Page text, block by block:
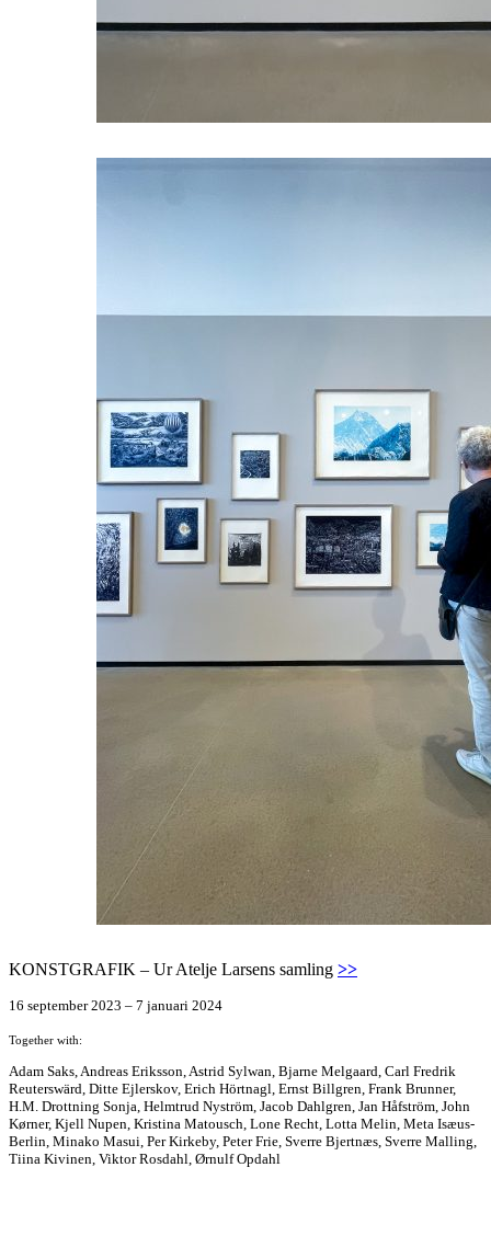
KONSTGRAFIK – Ur Atelje Larsens samling >>
16 september 2023 – 7 januari 2024
Together with:
Adam Saks, Andreas Eriksson, Astrid Sylwan, Bjarne Melgaard, Carl Fredrik
Reuterswärd, Ditte Ejlerskov, Erich Hörtnagl, Ernst Billgren, Frank Brunner,
H.M. Drottning Sonja, Helmtrud Nyström, Jacob Dahlgren, Jan Håfström, John
Kørner, Kjell Nupen, Kristina Matousch, Lone Recht, Lotta Melin, Meta Isæus-
Berlin, Minako Masui, Per Kirkeby, Peter Frie, Sverre Bjertnæs, Sverre Malling,
Tiina Kivinen, Viktor Rosdahl, Ørnulf Opdahl